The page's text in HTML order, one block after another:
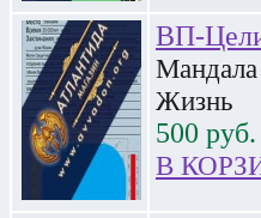
ВП-
Жизнь
500 руб.
В